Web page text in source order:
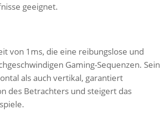
geeignet.
von 1ms, die eine reibungslose und
Gaming-Sequenzen. Sein
als auch vertikal, garantiert
des Betrachters und steigert das